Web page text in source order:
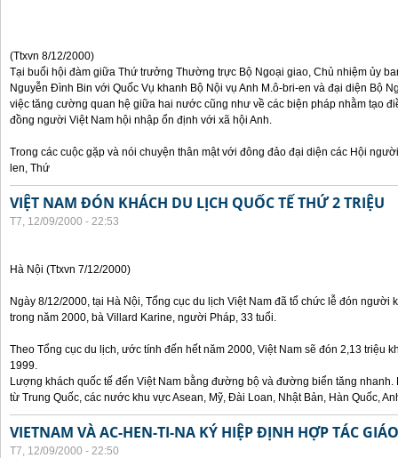
(Ttxvn 8/12/2000)
Tại buổi hội đàm giữa Thứ trưởng Thường trực Bộ Ngoại giao, Chủ nhiệm ủy
Nguyễn Đình Bin với Quốc Vụ khanh Bộ Nội vụ Anh M.ô-bri-en và đại diện Bộ
việc tăng cường quan hệ giữa hai nước cũng như về các biện pháp nhằm tạo
đồng người Việt Nam hội nhập ổn định với xã hội Anh.
Trong các cuộc gặp và nói chuyện thân mật với đông đảo đại diện các Hội
len, Thứ
VIỆT NAM ĐÓN KHÁCH DU LỊCH QUỐC TẾ THỨ 2 TRIỆU
T7, 12/09/2000 - 22:53
Hà Nội (Ttxvn 7/12/2000)
Ngày 8/12/2000, tại Hà Nội, Tổng cục du lịch Việt Nam đã tổ chức lễ đón người
trong năm 2000, bà Villard Karine, người Pháp, 33 tuổi.
Theo Tổng cục du lịch, ước tính đến hết năm 2000, Việt Nam sẽ đón 2,13 triệu
1999.
Lượng khách quốc tế đến Việt Nam bằng đường bộ và đường biển tăng nhanh.
từ Trung Quốc, các nước khu vực Asean, Mỹ, Đài Loan, Nhật Bản, Hàn Quốc,
VIETNAM VÀ AC-HEN-TI-NA KÝ HIỆP ĐỊNH HỢP TÁC
T7, 12/09/2000 - 22:50